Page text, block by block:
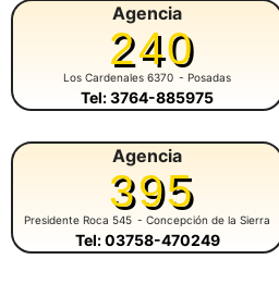
Agencia
240
Los Cardenales 6370 - Posadas
Tel: 3764-885975
Agencia
395
Presidente Roca 545 - Concepción de la Sierra
Tel: 03758-470249